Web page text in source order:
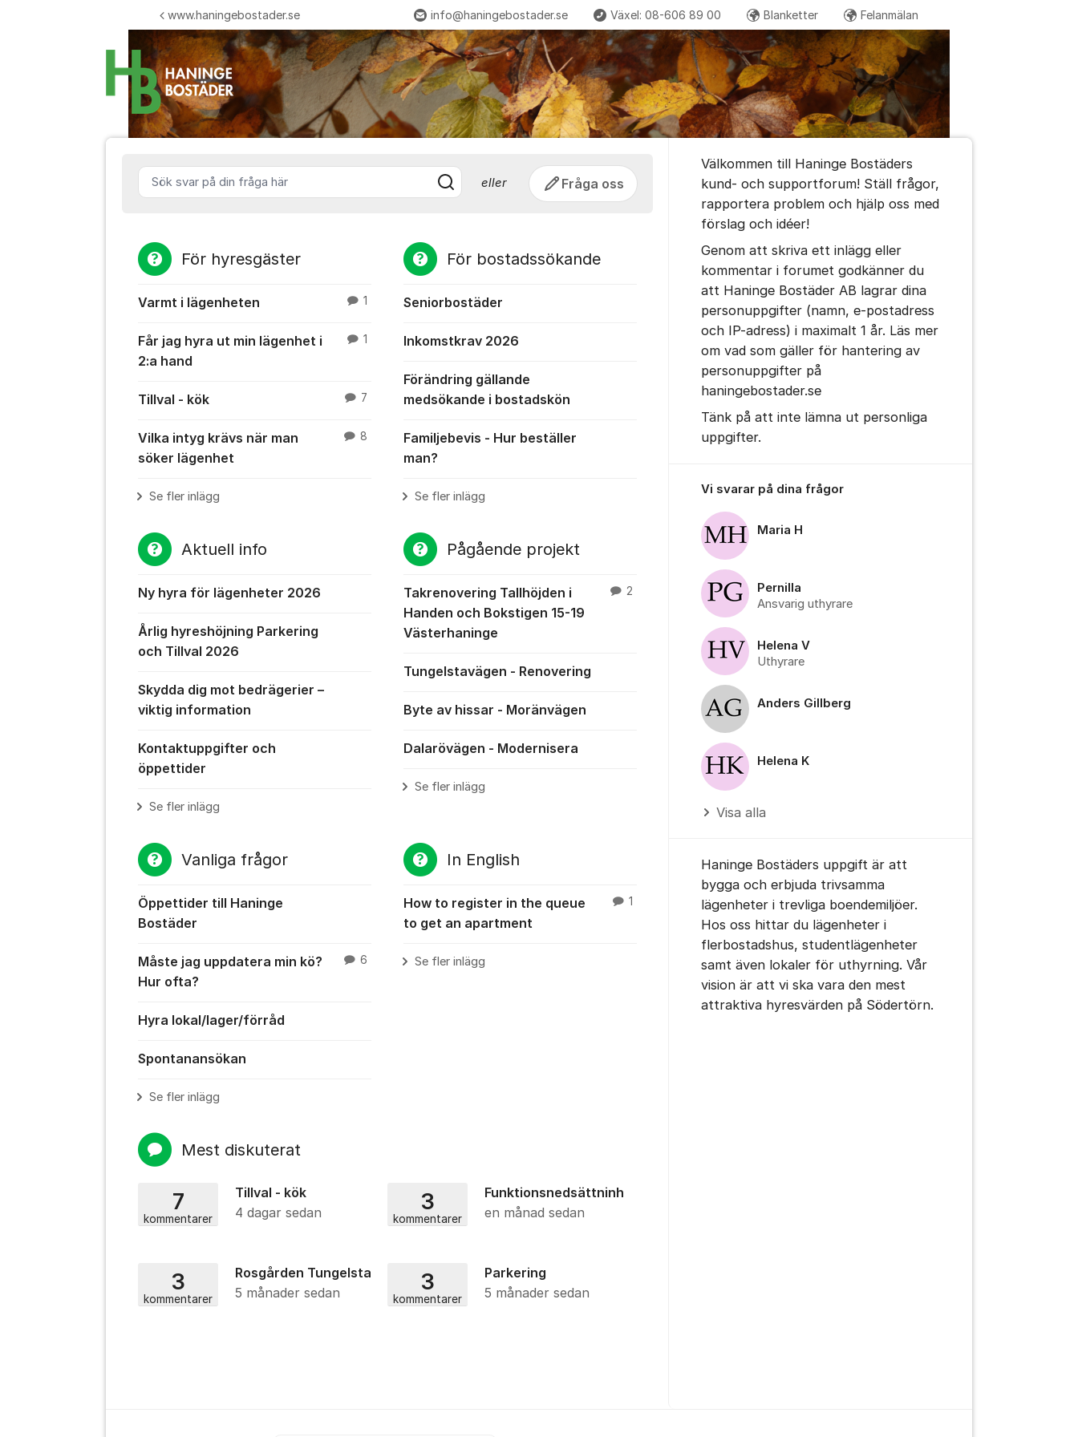
Haninge Bostäder - Haninge Bostäder AB
www.haningebostader.se info@haningebostader.se Växel: 08-606 89 00 Blanketter FelanmälanFler supportlänkar
Sök svar på din fråga här
eller Fråga oss
För hyresgäster
Varmt i lägenheten 1
Får jag hyra ut min lägenhet i
2:a hand
1
Tillval - kök 7
Vilka intyg krävs när man
söker lägenhet
8
Se fler inlägg
För bostadssökande
Seniorbostäder
Inkomstkrav 2026
Förändring gällande
medsökande i bostadskön
Familjebevis - Hur beställer
man?
Se fler inlägg
Aktuell info
Ny hyra för lägenheter 2026
Årlig hyreshöjning Parkering
och Tillval 2026
Skydda dig mot bedrägerier –
viktig information
Kontaktuppgifter och
öppettider
Se fler inlägg
Pågående projekt
Takrenovering Tallhöjden i
Handen och Bokstigen 15-19
Västerhaninge
2
Tungelstavägen - Renovering
Byte av hissar - Moränvägen
Dalarövägen - Modernisera
Se fler inlägg
Vanliga frågor
Öppettider till Haninge
Bostäder
Måste jag uppdatera min kö?
Hur ofta?
6
Hyra lokal/lager/förråd
Spontanansökan
Se fler inlägg
In English
How to register in the queue
to get an apartment
1
Se fler inlägg
Mest diskuterat
Tillval - kök
4 dagar sedan
7
kommentarer
Funktionsnedsättninh
en månad sedan
3
kommentarer
Rosgården Tungelsta
5 månader sedan
3
kommentarer
Parkering
5 månader sedan
3
kommentarer
Välkommen till Haninge Bostäders
kund- och supportforum! Ställ frågor,
rapportera problem och hjälp oss med
förslag och idéer!
Genom att skriva ett inlägg eller
kommentar i forumet godkänner du
att Haninge Bostäder AB lagrar dina
personuppgifter (namn, e-postadress
och IP-adress) i maximalt 1 år. Läs mer
om vad som gäller för hantering av
personuppgifter på
haningebostader.se
Tänk på att inte lämna ut personliga
uppgifter.
Vi svarar på dina frågor
Maria H
Pernilla
Ansvarig uthyrare
Helena V
Uthyrare
Anders Gillberg
Helena K
Visa alla
Haninge Bostäders uppgift är att
bygga och erbjuda trivsamma
lägenheter i trevliga boendemiljöer.
Hos oss hittar du lägenheter i
flerbostadshus, studentlägenheter
samt även lokaler för uthyrning. Vår
vision är att vi ska vara den mest
attraktiva hyresvärden på Södertörn.